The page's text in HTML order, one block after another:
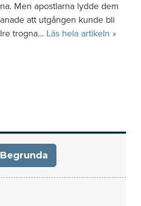
Men apostlarna lydde dem
att utgången kunde bli
trogna… Läs hela artikeln »
Begrunda